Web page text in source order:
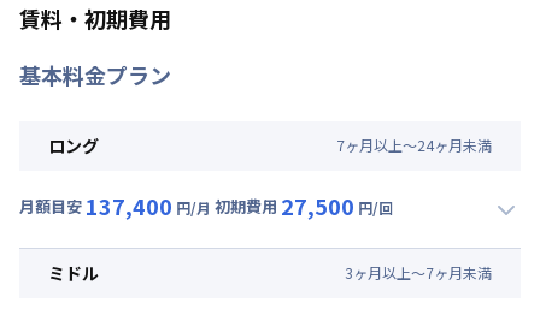
賃料・初期費用
基本料金プラン
ロング 7ヶ月以上～24ヶ月未満
月額目安 137,400 円/月 初期費用 27,500 円/回
月額賃料目安(30日利用)
ミドル 3ヶ月以上～7ヶ月未満